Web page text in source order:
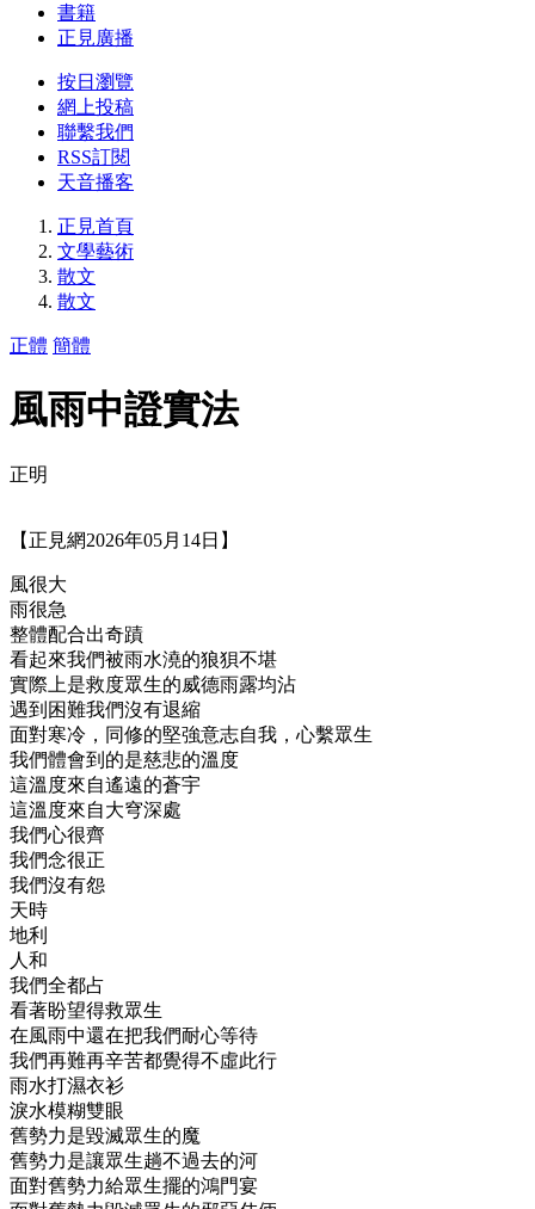
書籍
正見廣播
按日瀏覽
網上投稿
聯繫我們
RSS訂閱
天音播客
正見首頁
文學藝術
散文
散文
正體 簡體
風雨中證實法
正明
【正見網2026年05月14日】
風很大
雨很急
整體配合出奇蹟
看起來我們被雨水澆的狼狽不堪
實際上是救度眾生的威德雨露均沾
遇到困難我們沒有退縮
面對寒冷，同修的堅強意志自我，心繫眾生
我們體會到的是慈悲的溫度
這溫度來自遙遠的蒼宇
這溫度來自大穹深處
我們心很齊
我們念很正
我們沒有怨
天時
地利
人和
我們全都占
看著盼望得救眾生
在風雨中還在把我們耐心等待
我們再難再辛苦都覺得不虛此行
雨水打濕衣衫
淚水模糊雙眼
舊勢力是毀滅眾生的魔
舊勢力是讓眾生趟不過去的河
面對舊勢力給眾生擺的鴻門宴